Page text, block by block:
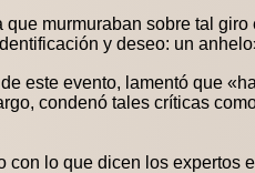
murmuraban sobre tal
y deseo: un
este evento, lamentó que
condenó tales críticas
lo que dicen los expertos